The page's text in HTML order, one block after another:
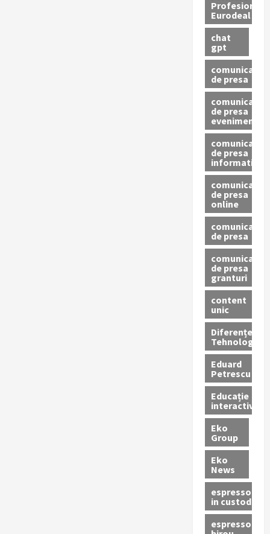
Profesionala
Eurodeal
chat
gpt
comunicat
de presa
comunicat
de presa
eveniment
comunicat
de presa
informativ
comunicat
de presa
online
comunicate
de presa
comunicate
de presa
granturi
content
unic
Diferențe
Tehnologice
Eduard
Petrescu
Educație
interactivă
Eko
Group
Eko
News
espressoare
in custodie
espressor